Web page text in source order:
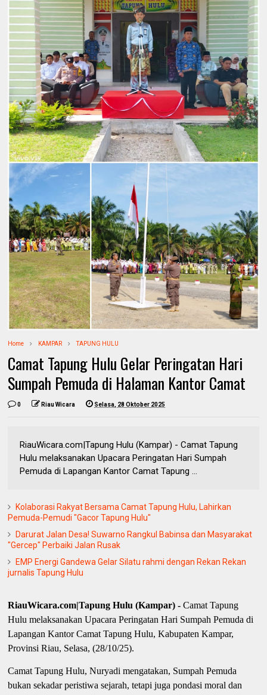
Home KAMPAR TAPUNG HULU
Camat Tapung Hulu Gelar Peringatan Hari
Sumpah Pemuda di Halaman Kantor Camat
0 Riau Wicara Selasa, 28 Oktober 2025
RiauWicara.com|Tapung Hulu (Kampar) - Camat Tapung
Hulu melaksanakan Upacara Peringatan Hari Sumpah
Pemuda di Lapangan Kantor Camat Tapung ...
Kolaborasi Rakyat Bersama Camat Tapung Hulu, Lahirkan
Pemuda-Pemudi "Gacor Tapung Hulu"
Darurat Jalan Desa! Suwarno Rangkul Babinsa dan Masyarakat
"Gercep" Perbaiki Jalan Rusak
EMP Energi Gandewa Gelar Silatu rahmi dengan Rekan Rekan
jurnalis Tapung Hulu
RiauWicara.com|Tapung Hulu (Kampar) - Camat Tapung
Hulu melaksanakan Upacara Peringatan Hari Sumpah Pemuda di
Lapangan Kantor Camat Tapung Hulu, Kabupaten Kampar,
Provinsi Riau, Selasa, (28/10/25).
Camat Tapung Hulu, Nuryadi mengatakan, Sumpah Pemuda
bukan sekadar peristiwa sejarah, tetapi juga pondasi moral dan